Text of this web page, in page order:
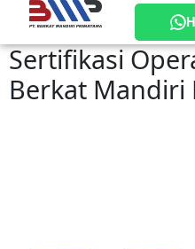
Sertifikasi
Berkat Mandiri